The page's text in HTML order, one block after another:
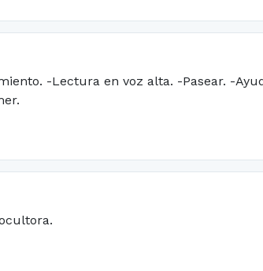
-Lectura en voz alta. -Pasear. -